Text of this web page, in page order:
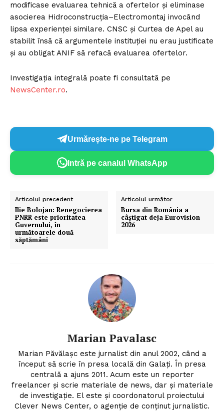
modificase evaluarea tehnică a ofertelor și eliminase
asocierea Hidroconstrucția–Electromontaj invocând
lipsa experienței similare. CNSC și Curtea de Apel au
stabilit însă că argumentele instituției nu erau justificate
și au obligat ANIF să refacă evaluarea ofertelor.
Investigația integrală poate fi consultată pe
NewsCenter.ro.
Urmărește-ne pe Telegram
Intră pe canalul WhatsApp
Articolul precedent
Ilie Bolojan: Renegocierea
PNRR este prioritatea
Guvernului, în
următoarele două
săptămâni
Articolul următor
Bursa din România a
câștigat deja Eurovision
2026
Marian Pavalasc
Marian Păvălașc este jurnalist din anul 2002, când a
început să scrie în presa locală din Galați. În presa
centrală a ajuns 2011. Acum este un reporter
freelancer și scrie materiale de news, dar și materiale
de investigație. El este și coordonatorul proiectului
Clever News Center, o agenție de conținut jurnalistic.